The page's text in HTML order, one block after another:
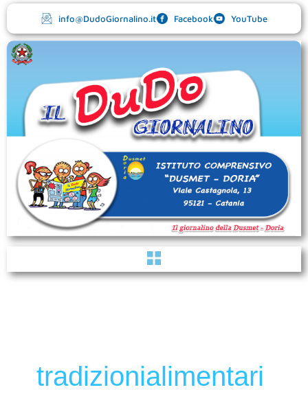
contenuto
info@DudoGiornalino.it Facebook YouTube
Menu
tradizionialimentari